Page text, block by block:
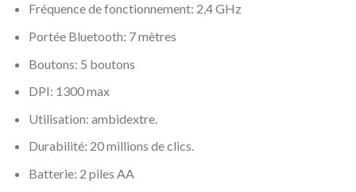
Fréquence de fonctionnement: 2,4 GHz
Portée Bluetooth: 7 mètres
Boutons: 5 boutons
DPI: 1300 max
Utilisation: ambidextre.
Durabilité: 20 millions de clics.
Batterie: 2 piles AA